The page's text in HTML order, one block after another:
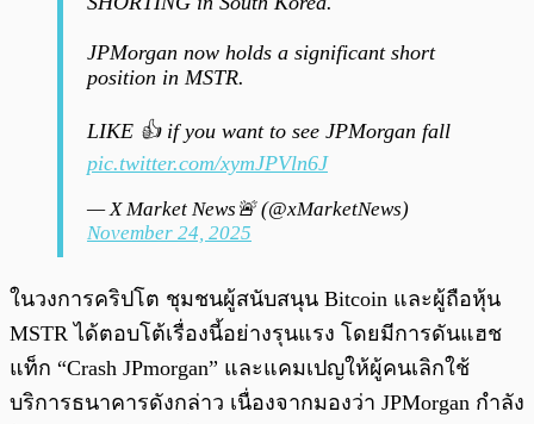
JPMorgan now holds a significant short
position in MSTR.
LIKE 👍 if you want to see JPMorgan fall
pic.twitter.com/xymJPVln6J
— X Market News🚨 (@xMarketNews)
November 24, 2025
ในวงการคริปโต ชุมชนผู้สนับสนุน Bitcoin และผู้ถือหุ้น
MSTR ได้ตอบโต้เรื่องนี้อย่างรุนแรง โดยมีการดันแฮช
แท็ก “Crash JPmorgan” และแคมเปญให้ผู้คนเลิกใช้
บริการธนาคารดังกล่าว เนื่องจากมองว่า JPMorgan กำลัง